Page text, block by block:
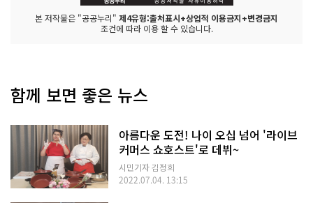
본 저작물은 "공공누리" 제4유형:출처표시+상업적 이용금지+변경금지
조건에 따라 이용 할 수 있습니다.
함께 보면 좋은 뉴스
아름다운 도전! 나이 오십 넘어 '라이브
커머스 쇼호스트'로 데뷔~
시민기자 김정희
2022.07.04. 13:15